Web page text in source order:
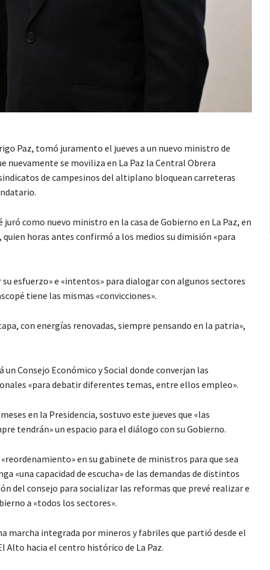
Paz, tomó juramento el jueves a un nuevo ministro de
nuevamente se moviliza en La Paz la Central Obrera
de campesinos del altiplano bloquean carreteras
como nuevo ministro en la casa de Gobierno en La Paz, en
horas antes confirmó a los medios su dimisión «para
su esfuerzo» e «intentos» para dialogar con algunos sectores
tiene las mismas «convicciones».
con energías renovadas, siempre pensando en la patria»,
un Consejo Económico y Social donde converjan las
«para debatir diferentes temas, entre ellos empleo».
en la Presidencia, sostuvo este jueves que «las
tendrán» un espacio para el diálogo con su Gobierno.
en su gabinete de ministros para que sea
«una capacidad de escucha» de las demandas de distintos
del consejo para socializar las reformas que prevé realizar e
a «todos los sectores».
marcha integrada por mineros y fabriles que partió desde el
Alto hacia el centro histórico de La Paz.